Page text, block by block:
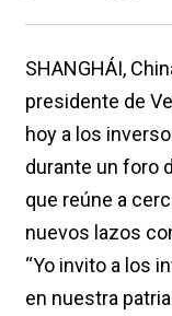
SHANGHÁI,
presidente de
hoy a los
durante un foro
que reúne a
nuevos lazos
“Yo invito a los
en nuestra